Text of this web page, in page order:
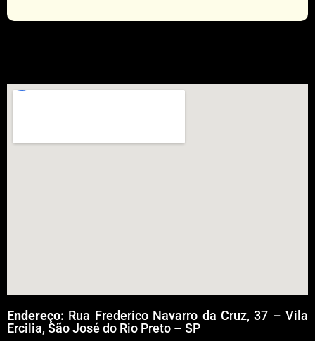
Endereço: Rua Frederico Navarro da Cruz, 37 – Vila
Ercilia, São José do Rio Preto – SP